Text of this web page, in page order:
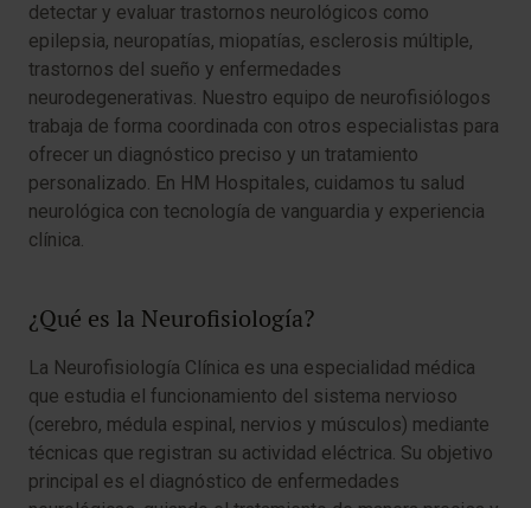
detectar y evaluar trastornos neurológicos como
epilepsia, neuropatías, miopatías, esclerosis múltiple,
trastornos del sueño y enfermedades
neurodegenerativas. Nuestro equipo de neurofisiólogos
trabaja de forma coordinada con otros especialistas para
ofrecer un diagnóstico preciso y un tratamiento
personalizado. En HM Hospitales, cuidamos tu salud
neurológica con tecnología de vanguardia y experiencia
clínica.
¿Qué es la Neurofisiología?
La Neurofisiología Clínica es una especialidad médica
que estudia el funcionamiento del sistema nervioso
(cerebro, médula espinal, nervios y músculos) mediante
técnicas que registran su actividad eléctrica. Su objetivo
principal es el diagnóstico de enfermedades